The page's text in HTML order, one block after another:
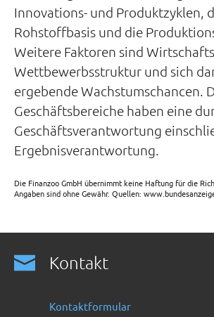
Innovations- und Produktzyklen,
Rohstoffbasis und die
Weitere Faktoren sind
Wettbewerbsstruktur und sich
ergebende Wachstumschancen.
Geschäftsbereiche haben eine
Geschäftsverantwortung
Ergebnisverantwortung.
Die Finanzoo GmbH übernimmt keine Haftung für die
Angaben sind ohne Gewähr. Quellen:
Kontakt
Kontaktformular